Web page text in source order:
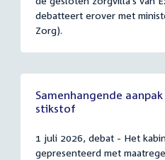
debatteert erover met
Zorg).
Samenhangende
stikstof
1 juli 2026, debat - Het
gepresenteerd met